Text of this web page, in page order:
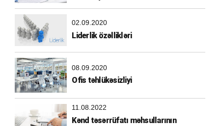
02.09.2020
Liderlik özəllikləri
08.09.2020
Ofis təhlükəsizliyi
11.08.2022
Kənd təsərrüfatı məhsullarının